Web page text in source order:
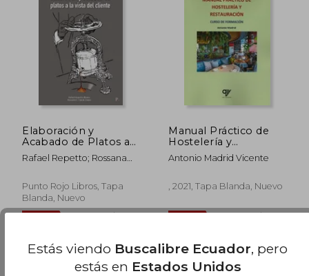
45% 45%
Elaboración y
Acabado de Platos a
la Vista del Cliente:
Manual de Hostelería
Rafael Repetto; Rossana
Punto Rojo Libros, Tapa
Blanda, Nuevo
Manual Práctico de
Hostelería y
Restauración: Curso
de Formación
Antonio Madrid Vicente
, 2021, Tapa Blanda, Nuevo
Estás viendo Buscalibre Ecuador, pero
estás en Estados Unidos